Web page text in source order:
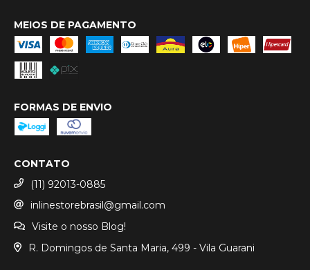
MEIOS DE PAGAMENTO
FORMAS DE ENVIO
CONTATO
(11) 92013-0885
inlinestorebrasil@gmail.com
Visite o nosso Blog!
R. Domingos de Santa Maria, 499 - Vila Guarani